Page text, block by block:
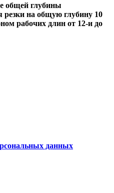
общей глубины
на общую глубину 10
рабочих длин от 12-и до
данных